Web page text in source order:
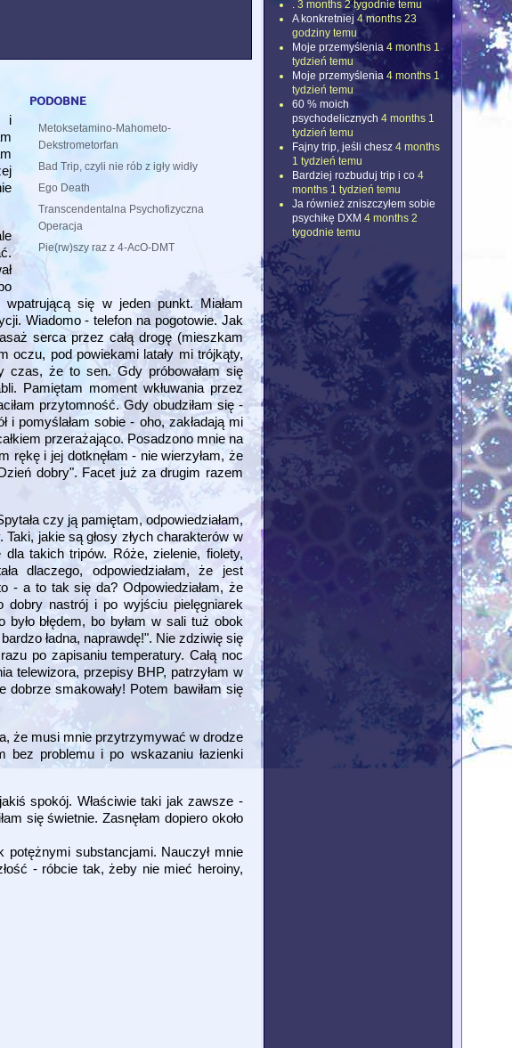
podobne
Metoksetamino-Mahometo-
Dekstrometorfan
Bad Trip, czyli nie rób z igły widły
Ego Death
Transcendentalna Psychofizyczna
Operacja
Pie(rw)szy raz z 4-AcO-DMT
i
się w jeden punkt. Miałam
Wiadomo - telefon na pogotowie. Jak
serca przez całą drogę (mieszkam
oczu, pod powiekami latały mi trójkąty,
czas, że to sen. Gdy próbowałam się
Pamiętam moment wkłuwania przez
przytomność. Gdy obudziłam się -
i pomyślałam sobie - oho, zakładają mi
przerażająco. Posadzono mnie na
rękę i jej dotknęłam - nie wierzyłam, że
dobry". Facet już za drugim razem
czy ją pamiętam, odpowiedziałam,
jakie są głosy złych charakterów w
takich tripów. Róże, zielenie, fiolety,
dlaczego, odpowiedziałam, że jest
- a to tak się da? Odpowiedziałam, że
dobry nastrój i po wyjściu pielęgniarek
błędem, bo byłam w sali tuż obok
ładna, naprawdę!". Nie zdziwię się
po zapisaniu temperatury. Całą noc
telewizora, przepisy BHP, patrzyłam w
smakowały! Potem bawiłam się
że musi mnie przytrzymywać w drodze
bez problemu i po wskazaniu łazienki
spokój. Właściwie taki jak zawsze -
się świetnie. Zasnęłam dopiero około
substancjami. Nauczył mnie
- róbcie tak, żeby nie mieć heroiny,
3 months 2 tygodnie temu
A konkretniej 4 months 23
godziny temu
Moje przemyślenia 4 months 1
tydzień temu
Moje przemyślenia 4 months 1
tydzień temu
60 % moich
psychodelicznych 4 months 1
tydzień temu
Fajny trip, jeśli chesz 4 months
1 tydzień temu
Bardziej rozbuduj trip i co 4
months 1 tydzień temu
Ja również zniszczyłem sobie
psychikę DXM 4 months 2
tygodnie temu